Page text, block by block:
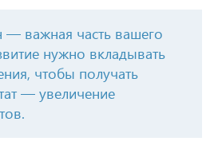
— важная часть вашего
нужно вкладывать
чтобы получать
— увеличение